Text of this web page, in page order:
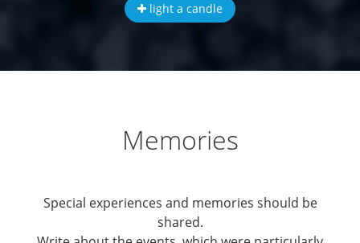
light a candle
Memories
Special experiences and memories should be
shared.